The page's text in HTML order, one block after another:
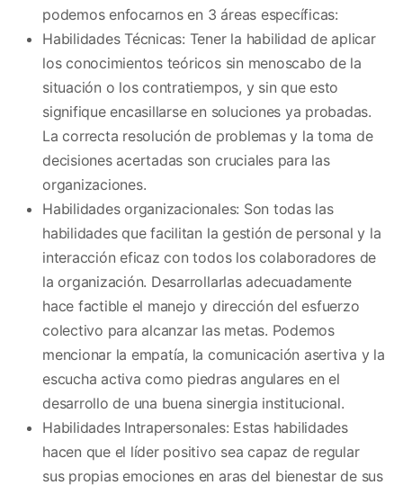
podemos enfocarnos en 3 áreas específicas:
Habilidades Técnicas: Tener la habilidad de aplicar
los conocimientos teóricos sin menoscabo de la
situación o los contratiempos, y sin que esto
signifique encasillarse en soluciones ya probadas.
La correcta resolución de problemas y la toma de
decisiones acertadas son cruciales para las
organizaciones.
Habilidades organizacionales: Son todas las
habilidades que facilitan la gestión de personal y la
interacción eficaz con todos los colaboradores de
la organización. Desarrollarlas adecuadamente
hace factible el manejo y dirección del esfuerzo
colectivo para alcanzar las metas. Podemos
mencionar la empatía, la comunicación asertiva y la
escucha activa como piedras angulares en el
desarrollo de una buena sinergia institucional.
Habilidades Intrapersonales: Estas habilidades
hacen que el líder positivo sea capaz de regular
sus propias emociones en aras del bienestar de sus